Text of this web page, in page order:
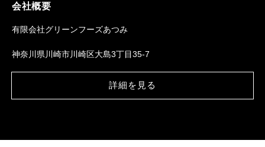
会社概要
有限会社グリーンフーズあつみ
神奈川県川崎市川崎区大島3丁目35-7
詳細を見る